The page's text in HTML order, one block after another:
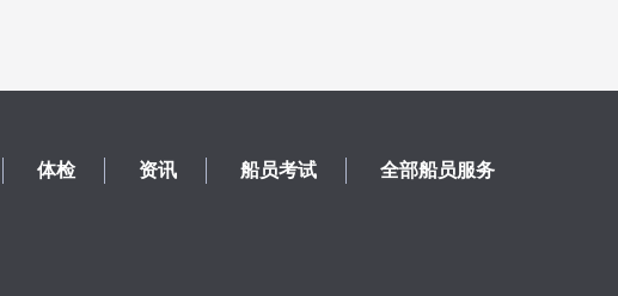
体检 资讯 船员考试 全部船员服务